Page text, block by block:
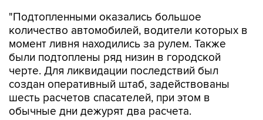
"Подтопленными оказались большое
количество автомобилей, водители которых в
момент ливня находились за рулем. Также
были подтоплены ряд низин в городской
черте. Для ликвидации последствий был
создан оперативный штаб, задействованы
шесть расчетов спасателей, при этом в
обычные дни дежурят два расчета.